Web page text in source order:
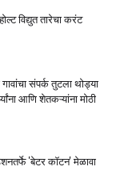
विद्युत तारेचा करंट
संपर्क तुटला ​थोड्या
आणि शेतकऱ्यांना मोठी
'बेटर कॉटन' मेळावा